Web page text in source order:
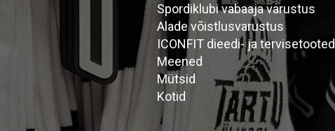
Spordiklubi vabaaja varustus
Alade võistlusvarustus
ICONFIT dieedi- ja tervisetooted
Meened
Mütsid
Kotid